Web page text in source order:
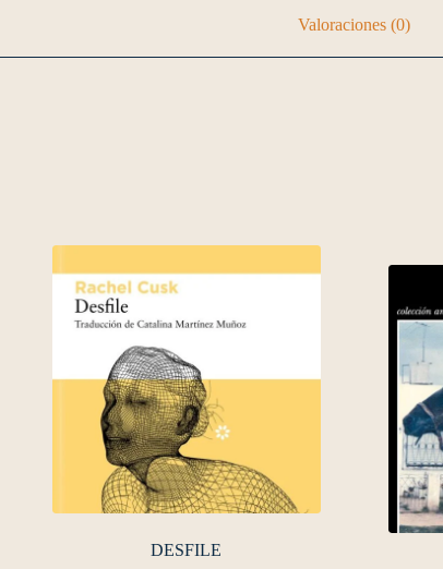
Valoraciones (0)
DESFILE